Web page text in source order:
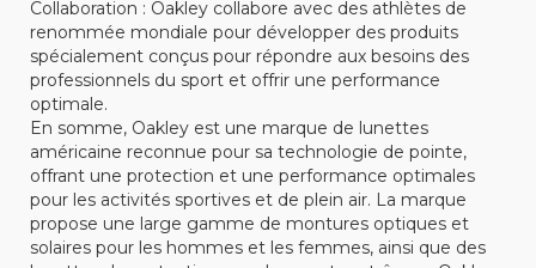
Collaboration : Oakley collabore avec des athlètes de
renommée mondiale pour développer des produits
spécialement conçus pour répondre aux besoins des
professionnels du sport et offrir une performance
optimale.
En somme, Oakley est une marque de lunettes
américaine reconnue pour sa technologie de pointe,
offrant une protection et une performance optimales
pour les activités sportives et de plein air. La marque
propose une large gamme de montures optiques et
solaires pour les hommes et les femmes, ainsi que des